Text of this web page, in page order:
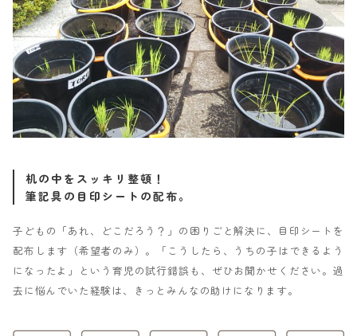
机の中をスッキリ整頓！
筆記具の目印シートの配布。
子どもの「あれ、どこだろう？」の困りごと解決に、目印シートを
配布します（希望者のみ）。「こうしたら、うちの子はできるよう
になったよ」という育児の試行錯誤も、ぜひお聞かせください。過
去に悩んでいた経験は、きっとみんなの助けになります。